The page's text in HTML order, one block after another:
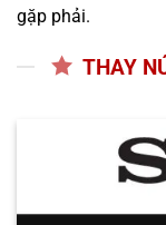
gặp phải.
THAY